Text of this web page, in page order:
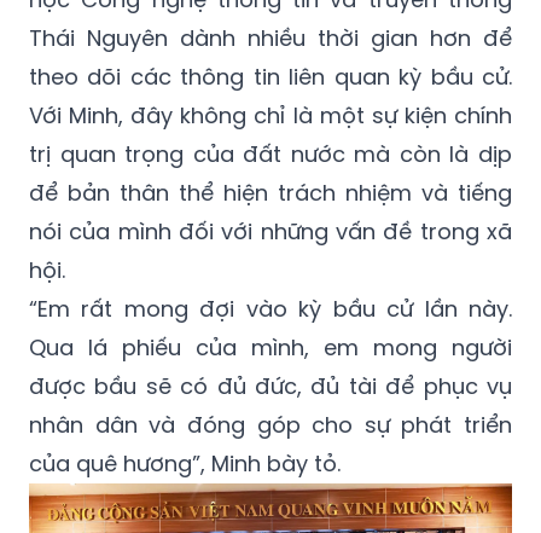
Thái Nguyên dành nhiều thời gian hơn để
theo dõi các thông tin liên quan kỳ bầu cử.
Với Minh, đây không chỉ là một sự kiện chính
trị quan trọng của đất nước mà còn là dịp
để bản thân thể hiện trách nhiệm và tiếng
nói của mình đối với những vấn đề trong xã
hội.
“Em rất mong đợi vào kỳ bầu cử lần này.
Qua lá phiếu của mình, em mong người
được bầu sẽ có đủ đức, đủ tài để phục vụ
nhân dân và đóng góp cho sự phát triển
của quê hương”, Minh bày tỏ.